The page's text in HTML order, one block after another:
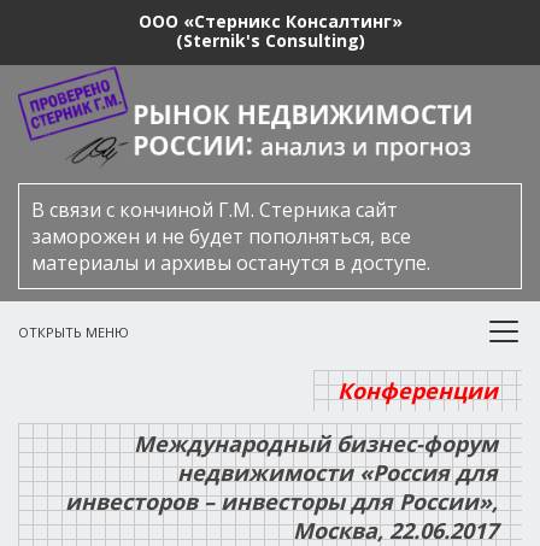
ООО «Стерникс Консалтинг»
(Sternik's Consulting)
В связи с кончиной Г.М. Стерника сайт
заморожен и не будет пополняться, все
материалы и архивы останутся в доступе.
ОТКРЫТЬ МЕНЮ
Конференции
Международный бизнес-форум
недвижимости «Россия для
инвесторов – инвесторы для России»,
Москва, 22.06.2017